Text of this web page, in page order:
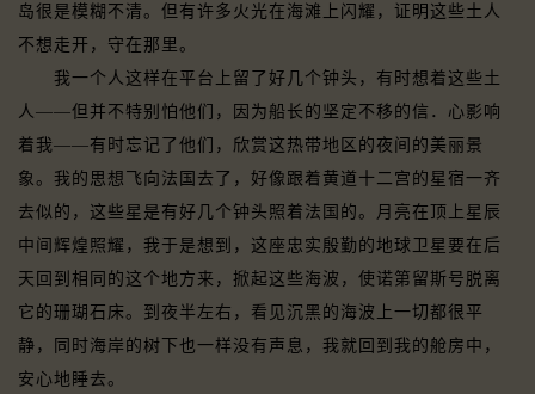
岛很是模糊不清。但有许多火光在海滩上闪耀，证明这些土人
不想走开，守在那里。
我一个人这样在平台上留了好几个钟头，有时想着这些土
人——但并不特别怕他们，因为船长的坚定不移的信．心影响
着我——有时忘记了他们，欣赏这热带地区的夜间的美丽景
象。我的思想飞向法国去了，好像跟着黄道十二宫的星宿一齐
去似的，这些星是有好几个钟头照着法国的。月亮在顶上星辰
中间辉煌照耀，我于是想到，这座忠实殷勤的地球卫星要在后
天回到相同的这个地方来，掀起这些海波，使诺第留斯号脱离
它的珊瑚石床。到夜半左右，看见沉黑的海波上一切都很平
静，同时海岸的树下也一样没有声息，我就回到我的舱房中，
安心地睡去。